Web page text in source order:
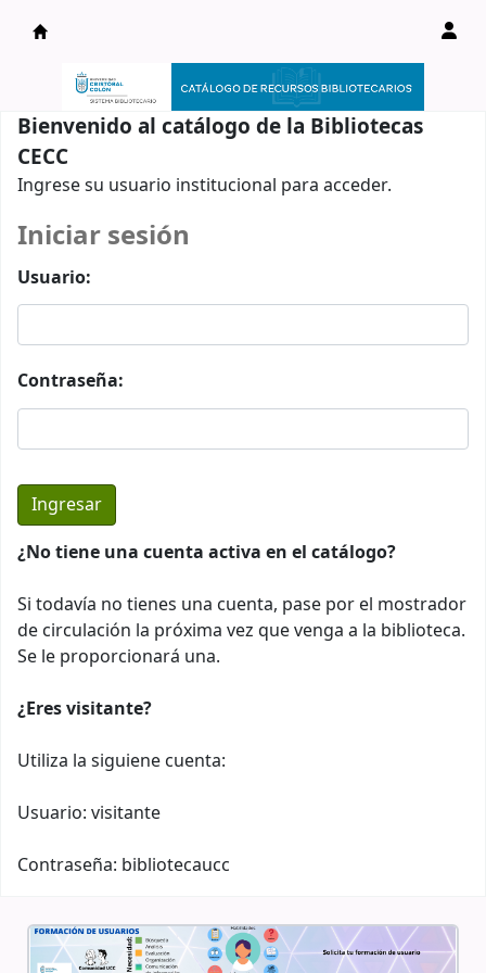
Catálogo en línea
Bienvenido al catálogo de la Bibliotecas
CECC
Ingrese su usuario institucional para acceder.
Iniciar sesión
Usuario:
Contraseña:
¿No tiene una cuenta activa en el catálogo?
Si todavía no tienes una cuenta, pase por el mostrador
de circulación la próxima vez que venga a la biblioteca.
Se le proporcionará una.
¿Eres visitante?
Utiliza la siguiene cuenta:
Usuario: visitante
Contraseña: bibliotecaucc